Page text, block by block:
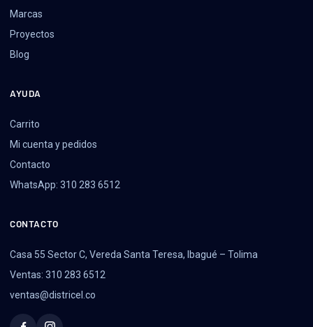
Marcas
Proyectos
Blog
AYUDA
Carrito
Mi cuenta y pedidos
Contacto
WhatsApp: 310 283 6512
CONTACTO
Casa 55 Sector C, Vereda Santa Teresa, Ibagué – Tolima
Ventas: 310 283 6512
ventas@districel.co